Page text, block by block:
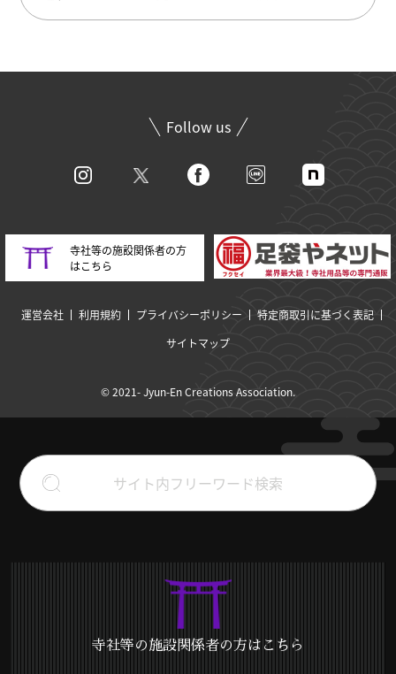
Follow us
寺社等の施設関係者の方
はこちら
運営会社 利用規約 プライバシーポリシー
特定商取引に基づく表記
サイトマップ
© 2021- Jyun-En Creations Association.
寺社等の施設関係者の方はこちら